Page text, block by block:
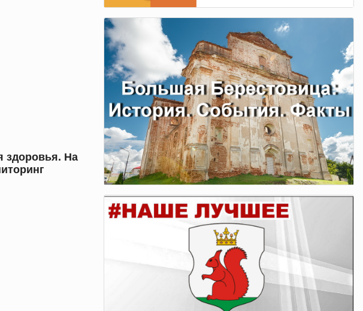
здоровья. На